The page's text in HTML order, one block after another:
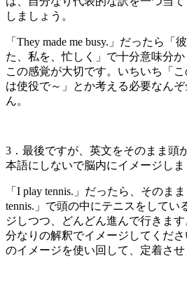
しましょう。
「They made me busy.」だったら「
た、私を、忙しく」で十分意味分か
この感覚が大切です。いちいち「こ
は使役で～」とか考える必要なん
ん。
3．最後ですが、英文をそのまま頭
本語にしないで脳内にイメージしま
「I play tennis.」だったら、そのま
tennis.」で頭の中にテニスをしてい
ジしつつ、どんどん進んで行きま
分なりの解釈でイメージしてくだ
のイメージを使い回して、定着させ